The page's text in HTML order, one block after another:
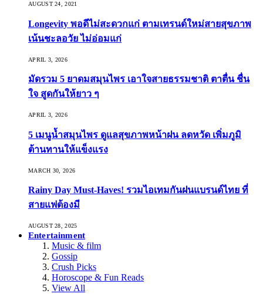
AUGUST 24, 2021
Longevity พอดีไม่สะดวกแก่ ตามเทรนด์ใหม่สายสุขภาพ
เน้นชะลอวัย ไม่อ่อมแก่
APRIL 3, 2026
มัดรวม 5 ยาดมสมุนไพร เอาใจสายธรรมชาติ ตาตื่น ชื่น
ใจ สูดกันให้ยาว ๆ
APRIL 3, 2026
5 เมนูน้ำสมุนไพร ดูแลสุขภาพหน้าฝน ลดหวัด เพิ่มภูมิ
ต้านทานให้แข็งแรง
MARCH 30, 2026
Rainy Day Must-Haves! รวมไอเทมกันฝนแบรนด์ไทย ที่
สายแฟต้องมี
AUGUST 28, 2025
Entertainment
Music & film
Gossip
Crush Picks
Horoscope & Fun Reads
View All